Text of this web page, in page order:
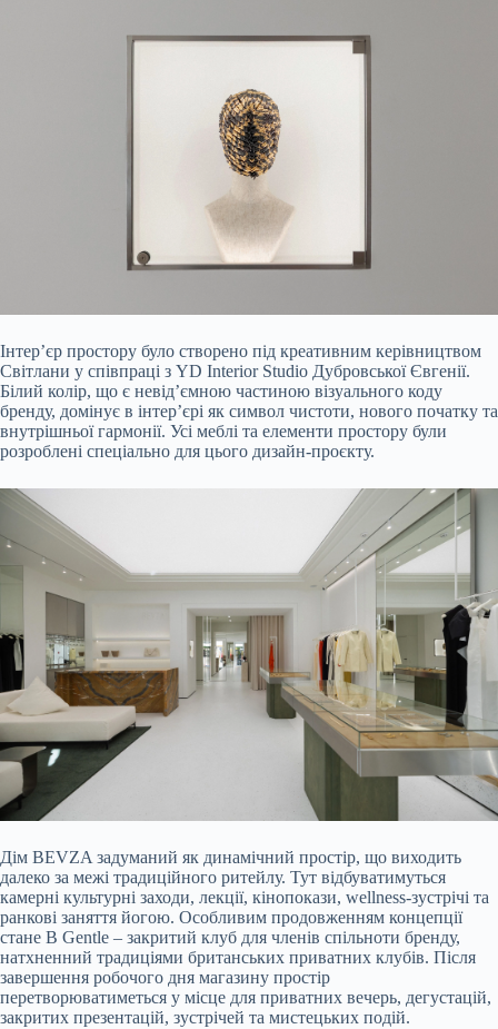
Інтер’єр простору було створено під креативним керівництвом
Світлани у співпраці з YD Interior Studio Дубровської Євгенії.
Білий колір, що є невід’ємною частиною візуального коду
бренду, домінує в інтер’єрі як символ чистоти, нового початку та
внутрішньої гармонії. Усі меблі та елементи простору були
розроблені спеціально для цього дизайн-проєкту.
Дім BEVZA задуманий як динамічний простір, що виходить
далеко за межі традиційного ритейлу. Тут відбуватимуться
камерні культурні заходи, лекції, кінопокази, wellness-зустрічі та
ранкові заняття йогою. Особливим продовженням концепції
стане B Gentle – закритий клуб для членів спільноти бренду,
натхненний традиціями британських приватних клубів. Після
завершення робочого дня магазину простір
перетворюватиметься у місце для приватних вечерь, дегустацій,
закритих презентацій, зустрічей та мистецьких подій.